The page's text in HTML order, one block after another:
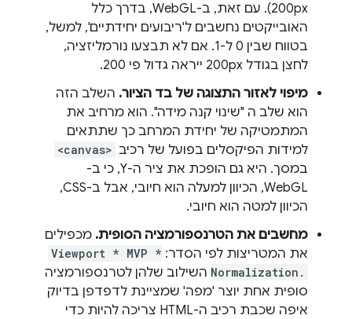
200px). עם זאת, ב-WebGL, בדרך כלל
האובייקטים נחשבים ל'ריבועים יחידתיים', למשל,
בטווח שבין 0 ל-1. אם לא תבצעו נורמליזציה,
לחצן בגודל 200px ייראה גדול פי 200.
מיפוי לאזור התצוגה של בד הציור. השלב הזה
הוא שלב ה "שינוי קנה מידה". הוא מרחיב את
המתמטיקה של יחידת המרחב כך שתתאים
למידות הפיקסלים בפועל של רכיב <canvas>
במסך. היא גם הופכת את ציר ה-Y, כי ב-
WebGL, הכיוון למעלה הוא חיובי, אבל ב-CSS,
הכיוון למטה הוא חיובי.
מחשבים את הטרנספורמציה הסופית. מכפילים
את המטריצות לפי הסדר: Viewport * MVP *
Normalization. השילוב שלהן לטרנספורמציה
סופית אחת יוצר 'מפה' שמציינת לדפדפן בדיוק
איפה שכבת רכיב ה-HTML צריכה להיות כדי